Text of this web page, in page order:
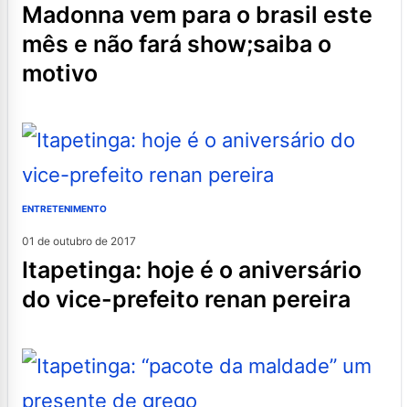
madonna vem para o brasil este
mês e não fará show;saiba o
motivo
ENTRETENIMENTO
01 de outubro de 2017
itapetinga: hoje é o aniversário
do vice-prefeito renan pereira